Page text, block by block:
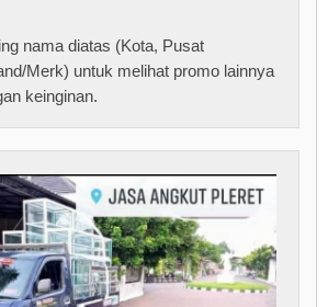
nama diatas (Kota, Pusat
Merk) untuk melihat promo lainnya
keinginan.